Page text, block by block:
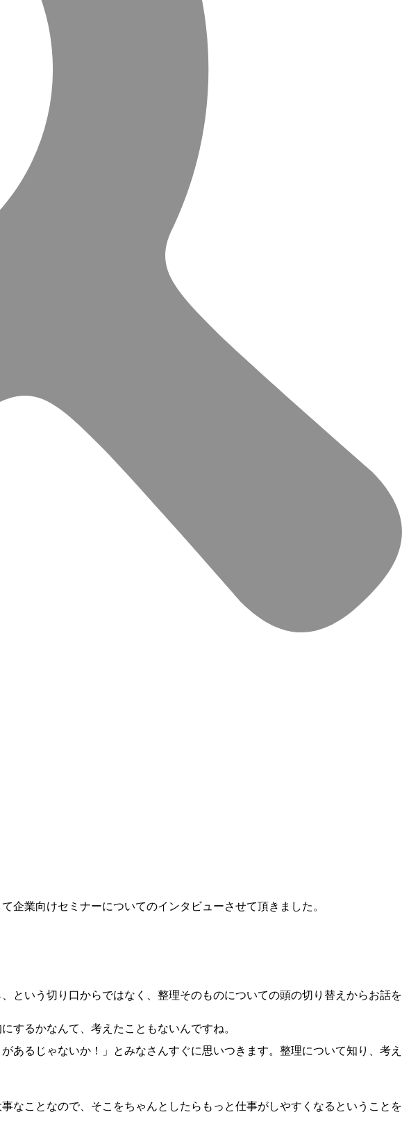
企業向けセミナーについてのインタビューさせて頂きました。
という切り口からではなく、整理そのものについての頭の切り替えからお話を
するかなんて、考えたこともないんですね。
あるじゃないか！」とみなさんすぐに思いつきます。整理について知り、考え
なことなので、そこをちゃんとしたらもっと仕事がしやすくなるということを